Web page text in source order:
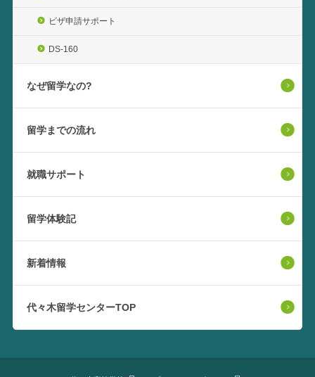
ビザ申請サポート
DS-160
なぜ留学なの?
留学までの流れ
就職サポート
留学体験記
新着情報
代々木留学センターTOP